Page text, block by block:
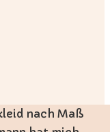
nach Maß